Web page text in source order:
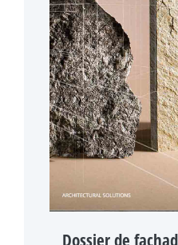
Dossier de